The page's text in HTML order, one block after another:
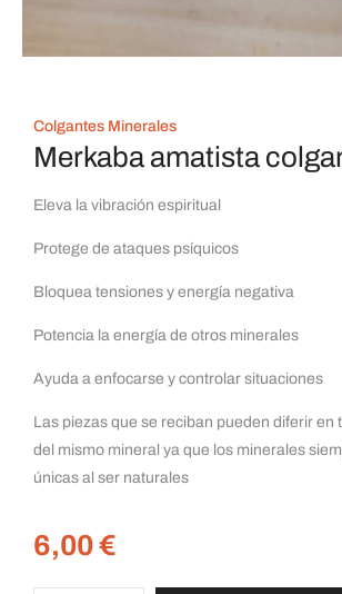
Colgantes Minerales
Merkaba amatista
Eleva la vibración espiritual
Protege de ataques psíquicos
Bloquea tensiones y energía negativa
Potencia la energía de otros minerales
Ayuda a enfocarse y controlar situaciones
Las piezas que se reciban pueden diferir en
del mismo mineral ya que los minerales
únicas al ser naturales
6,00€